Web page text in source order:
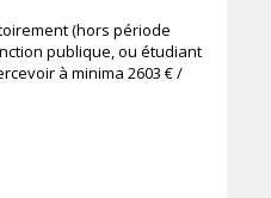
(hors période
publique, ou étudiant
à minima 2603 € /